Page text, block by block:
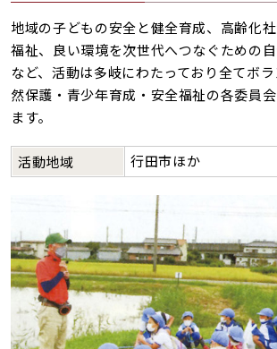
地域の子どもの安全と健全育成、高齢化
福祉、良い環境を次世代へつなぐための
など、活動は多岐にわたっており全てボ
然保護・青少年育成・安全福祉の各委員
ます。
活動地域 行田市ほか